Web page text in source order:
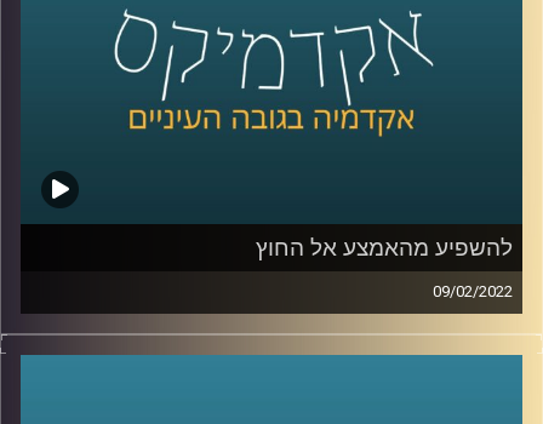
לשיחה עם ד"ר רזניק עם הקשר בין אהבה לצרכנות –
להשפיע מהאמצע אל החוץ
09/02/2022
אני משערת שרובכם ורובכן שמעתם על שינויים מהשטח,
כלומר מלמעטה ומשם עולים "למעלה" אל מקבלי ההחלטות